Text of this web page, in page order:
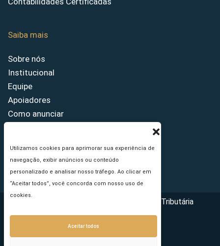
Utilizamos cookies para aprimorar sua experiência de
navegação, exibir anúncios ou conteúdo
personalizado e analisar nosso tráfego. Ao clicar em
“Aceitar todos”, você concorda com nosso uso de
cookies.
Aceitar todos
Saiba mais
Sobre nós
Institucional
Equipe
Apoiadores
Como anunciar
Princípios Editoriais
Copyright © 2026 - Portal da Reforma Tributária